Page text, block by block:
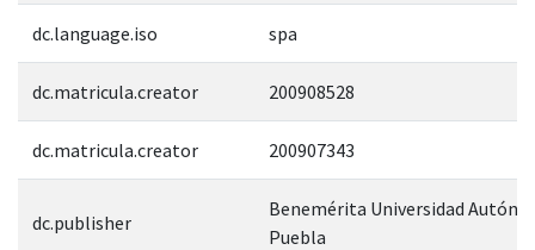
dc.language.iso spa
dc.matricula.creator 200908528
dc.matricula.creator 200907343
dc.publisher
Benemérita Universidad
Puebla